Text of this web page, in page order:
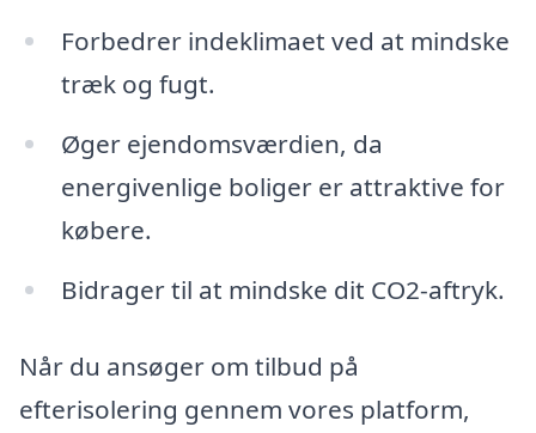
Forbedrer indeklimaet ved at mindske
træk og fugt.
Øger ejendomsværdien, da
energivenlige boliger er attraktive for
købere.
Bidrager til at mindske dit CO2-aftryk.
Når du ansøger om tilbud på
efterisolering gennem vores platform,